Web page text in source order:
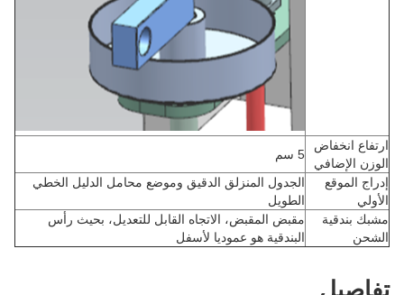
ارتفاع انخفاض
الوزن الإضافي
5 سم
إدراج الموقع
الأولي
الجدول المنزلق الدقيق وموضع محامل الدليل الخطي
الطويل
مشبك بندقية
الشحن
مقبض المقبض، الاتجاه القابل للتعديل، بحيث رأس
البندقية هو عموديا لأسفل
تفاصيل